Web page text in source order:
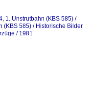
, 1. Unstrutbahn (KBS 585) /
(KBS 585) / Historische Bilder
/ 1981